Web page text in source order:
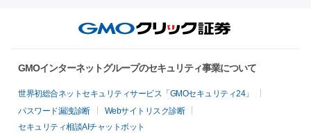
GMOインターネットグループのセキュリティ事業について
世界初総合ネットセキュリティサービス「GMOセキュリティ24」
パスワード漏洩診断
Webサイトリスク診断
セキュリティ相談AIチャットボット